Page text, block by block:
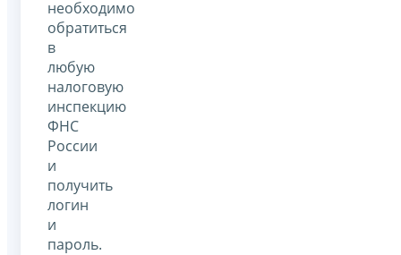
необходимо
обратиться
в
любую
налоговую
инспекцию
ФНС
России
и
получить
логин
и
пароль.